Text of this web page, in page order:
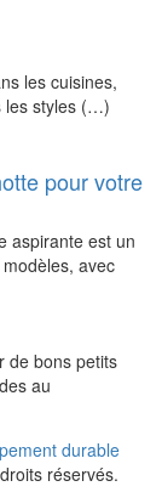
les cuisines,
les styles (…)
pour votre
aspirante est un
avec
de bons petits
au
durable
réservés.